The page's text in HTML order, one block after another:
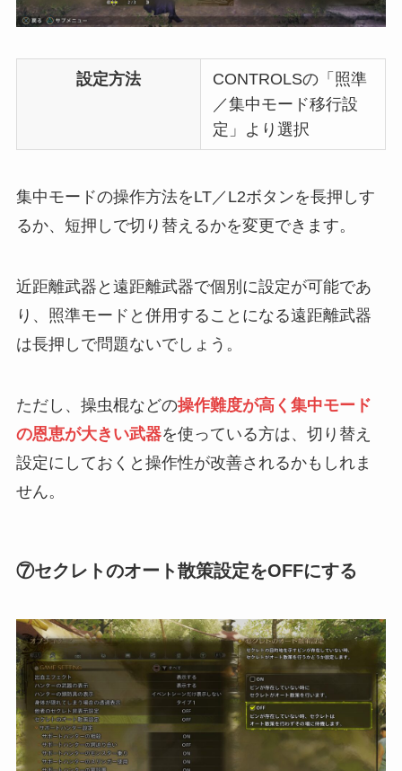
設定方法
CONTROLSの「照準
／集中モード移行設
定」より選択
集中モードの操作方法をLT／L2ボタンを長押しす
るか、短押しで切り替えるかを変更できます。
近距離武器と遠距離武器で個別に設定が可能であ
り、照準モードと併用することになる遠距離武器
は長押しで問題ないでしょう。
ただし、操虫棍などの操作難度が高く集中モード
の恩恵が大きい武器を使っている方は、切り替え
設定にしておくと操作性が改善されるかもしれま
せん。
⑦セクレトのオート散策設定をOFFにする